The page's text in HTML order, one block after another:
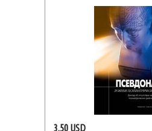
3.50 USD